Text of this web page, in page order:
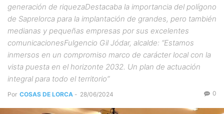
generación de riquezaDestacaba la importancia del polígono
de Saprelorca para la implantación de grandes, pero también
medianas y pequeñas empresas por sus excelentes
comunicacionesFulgencio Gil Jódar, alcalde: “Estamos
inmersos en un compromiso marco de carácter local con la
vista puesta en el horizonte 2032. Un plan de actuación
integral para todo el territorio”
Por COSAS DE LORCA - 28/06/2024 0